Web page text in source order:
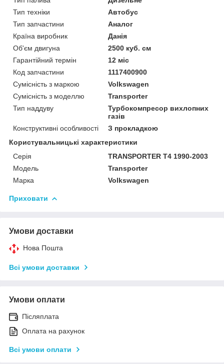
Тип техніки
Автобус
Тип запчастини
Аналог
Країна виробник
Данія
Об'єм двигуна
2500 куб. см
Гарантійний термін
12 міс
Код запчастини
1117400900
Сумісність з маркою
Volkswagen
Сумісність з моделлю
Transporter
Тип наддуву
Турбокомпресор вихлопних
газів
Конструктивні особливості
З прокладкою
Користувальницькі характеристики
Серія
TRANSPORTER T4 1990-2003
Модель
Transporter
Марка
Volkswagen
Приховати
Умови доставки
Нова Пошта
Всі умови доставки
Умови оплати
Післяплата
Оплата на рахунок
Всі умови оплати